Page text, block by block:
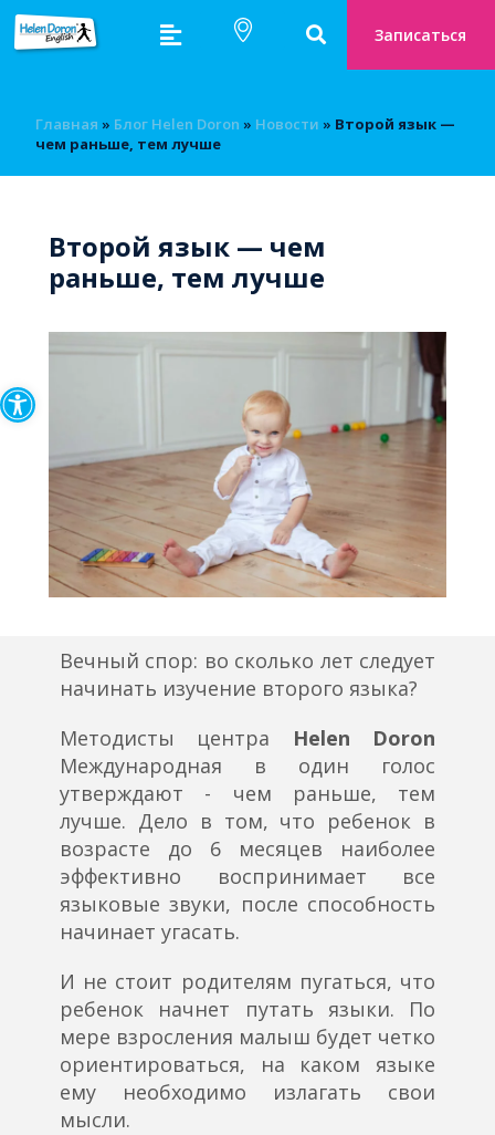
Открыть панель
Записаться
Главная » Блог Helen Doron » Новости » Второй язык —
чем раньше, тем лучше
Второй язык — чем
раньше, тем лучше
Вечный спор: во сколько лет следует
начинать изучение второго языка?
Методисты центра Helen Doron
Международная
в один голос
утверждают - чем раньше, тем
лучше. Дело в том, что ребенок в
возрасте до 6 месяцев наиболее
эффективно воспринимает все
языковые звуки, после способность
начинает угасать.
И не стоит родителям пугаться, что
ребенок начнет путать языки. По
мере взросления малыш будет четко
ориентироваться, на каком языке
ему необходимо излагать свои
мысли.